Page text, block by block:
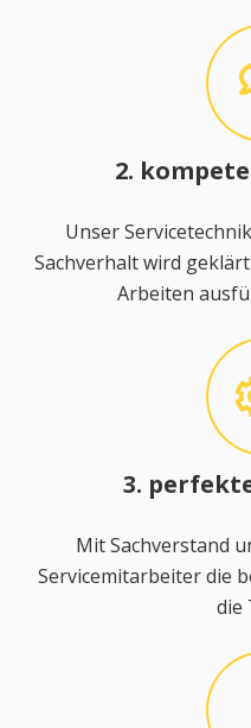
2.
Unser
Sachverhalt wird
Arbeiten
3.
Mit Sachverstand
Servicemitarbeiter die
die